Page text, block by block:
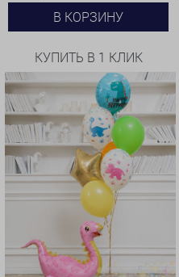
В КОРЗИНУ
КУПИТЬ В 1 КЛИК